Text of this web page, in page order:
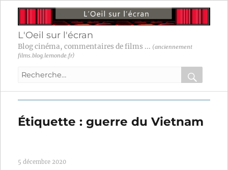
L'Oeil sur l'écran
Blog cinéma, commentaires de films ... (anciennement
films.blog.lemonde.fr)
Recherche
:
OK
Étiquette :guerre du Vietnam
5 décembre 2020